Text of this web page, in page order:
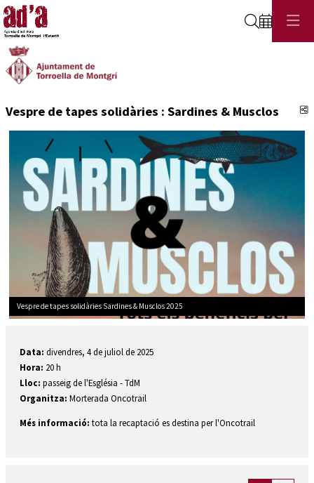
Cerca
Vespre de tapes solidàries : Sardines & Musclos
Vespre de tapes solidàries Sardines & Musclos 2025
Data: divendres, 4 de juliol de 2025
Hora: 20 h
Lloc: passeig de l'Església - TdM
Organitza: Morterada Oncotrail
Més informació: tota la recaptació es destina per l'Oncotrail